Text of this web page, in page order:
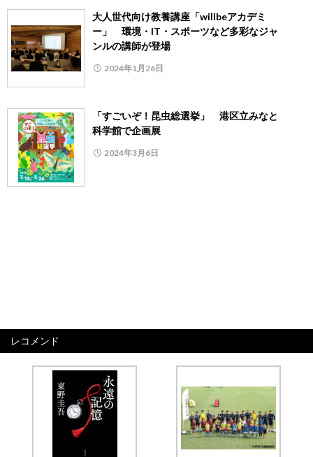
大人世代向け教養講座「willbeアカデミ
ー」 環境・IT・スポーツなど多彩なジャ
ンルの講師が登場
2024年1月26日
「すごいぞ！昆虫総選挙」 港区立みなと
科学館で企画展
2024年3月6日
レコメンド